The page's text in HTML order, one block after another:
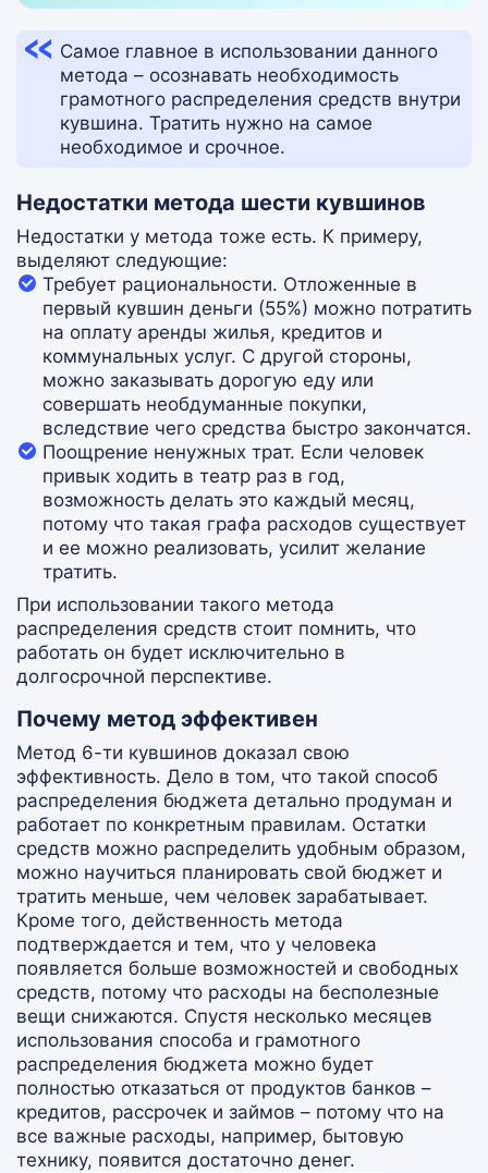
Самое главное в использовании данного
метода – осознавать необходимость
грамотного распределения средств внутри
кувшина. Тратить нужно на самое
необходимое и срочное.
Недостатки метода шести кувшинов
Недостатки у метода тоже есть. К примеру,
выделяют следующие:
Требует рациональности. Отложенные в
первый кувшин деньги (55%) можно потратить
на оплату аренды жилья, кредитов и
коммунальных услуг. С другой стороны,
можно заказывать дорогую еду или
совершать необдуманные покупки,
вследствие чего средства быстро закончатся.
Поощрение ненужных трат. Если человек
привык ходить в театр раз в год,
возможность делать это каждый месяц,
потому что такая графа расходов существует
и ее можно реализовать, усилит желание
тратить.
При использовании такого метода
распределения средств стоит помнить, что
работать он будет исключительно в
долгосрочной перспективе.
Почему метод эффективен
Метод 6-ти кувшинов доказал свою
эффективность. Дело в том, что такой способ
распределения бюджета детально продуман и
работает по конкретным правилам. Остатки
средств можно распределить удобным образом,
можно научиться планировать свой бюджет и
тратить меньше, чем человек зарабатывает.
Кроме того, действенность метода
подтверждается и тем, что у человека
появляется больше возможностей и свободных
средств, потому что расходы на бесполезные
вещи снижаются. Спустя несколько месяцев
использования способа и грамотного
распределения бюджета можно будет
полностью отказаться от продуктов банков –
кредитов, рассрочек и займов – потому что на
все важные расходы, например, бытовую
технику, появится достаточно денег.